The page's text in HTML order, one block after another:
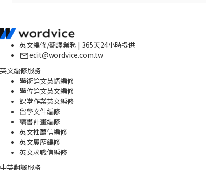
英文編修/翻譯業務 | 365天24小時提供
edit@wordvice.com.tw
英文編修服務
學術論文英語編修
學位論文英文編修
課堂作業英文編修
留學文件編修
讀書計畫編修
英文推薦信編修
英文履歷編修
英文求職信編修
中英翻譯服務